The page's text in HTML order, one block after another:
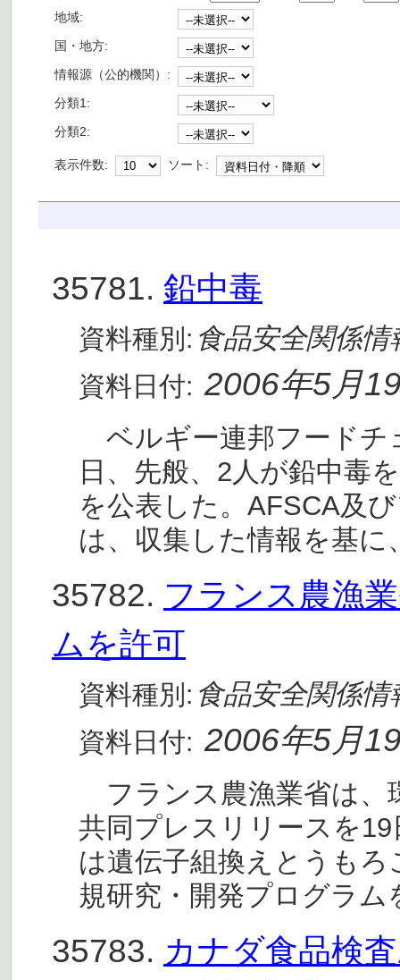
地域:
国・地方:
情報源（公的機関）:
分類1:
分類2:
表示件数: ソート:
35781. 鉛中毒
資料種別: 食品安全関係情
資料日付: 2006年5月
ベルギー連邦フードチ
日、先般、2人が鉛中毒
を公表した。AFSCA及
は、収集した情報を基に
35782. フランス農漁
ムを許可
資料種別: 食品安全関係情
資料日付: 2006年5月
フランス農漁業省は、
共同プレスリリースを
は遺伝子組換えとうも
規研究・開発プログラ
35783. カナダ食品検